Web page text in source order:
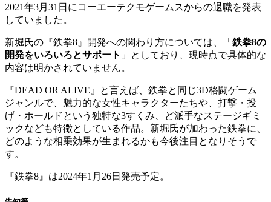
2021年3月31日にコーエーテクモゲームスからの退職を発表
していました。
新堀氏の『鉄拳8』開発への関わり方については、「 鉄拳8の
開発をいろいろとサポート 」としており、現時点で具体的な
内容は明かされていません。
『DEAD OR ALIVE』と言えば、鉄拳と同じ3D格闘ゲーム
ジャンルで、魅力的な女性キャラクターたちや、打撃・投
げ・ホールドという独特な3すくみ、ど派手なステージギミ
ックなども特徴としている作品。新堀氏が加わった鉄拳に、
どのような相乗効果が生まれるかも今後注目となりそうで
す。
『鉄拳8』は2024年1月26日発売予定。